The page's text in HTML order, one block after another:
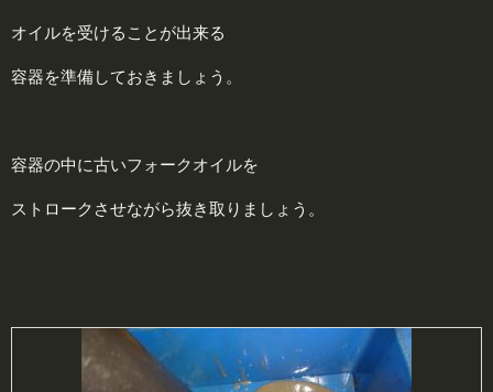
オイルを受けることが出来る
容器を準備しておきましょう。
容器の中に古いフォークオイルを
ストロークさせながら抜き取りましょう。